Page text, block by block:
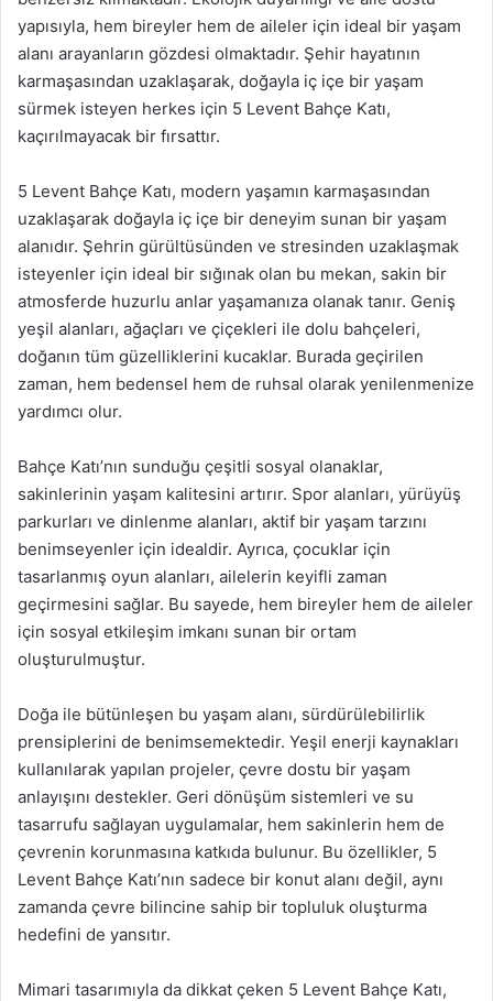
yapısıyla, hem bireyler hem de aileler için ideal bir yaşam
alanı arayanların gözdesi olmaktadır. Şehir hayatının
karmaşasından uzaklaşarak, doğayla iç içe bir yaşam
sürmek isteyen herkes için 5 Levent Bahçe Katı,
kaçırılmayacak bir fırsattır.
5 Levent Bahçe Katı, modern yaşamın karmaşasından
uzaklaşarak doğayla iç içe bir deneyim sunan bir yaşam
alanıdır. Şehrin gürültüsünden ve stresinden uzaklaşmak
isteyenler için ideal bir sığınak olan bu mekan, sakin bir
atmosferde huzurlu anlar yaşamanıza olanak tanır. Geniş
yeşil alanları, ağaçları ve çiçekleri ile dolu bahçeleri,
doğanın tüm güzelliklerini kucaklar. Burada geçirilen
zaman, hem bedensel hem de ruhsal olarak yenilenmenize
yardımcı olur.
Bahçe Katı’nın sunduğu çeşitli sosyal olanaklar,
sakinlerinin yaşam kalitesini artırır. Spor alanları, yürüyüş
parkurları ve dinlenme alanları, aktif bir yaşam tarzını
benimseyenler için idealdir. Ayrıca, çocuklar için
tasarlanmış oyun alanları, ailelerin keyifli zaman
geçirmesini sağlar. Bu sayede, hem bireyler hem de aileler
için sosyal etkileşim imkanı sunan bir ortam
oluşturulmuştur.
Doğa ile bütünleşen bu yaşam alanı, sürdürülebilirlik
prensiplerini de benimsemektedir. Yeşil enerji kaynakları
kullanılarak yapılan projeler, çevre dostu bir yaşam
anlayışını destekler. Geri dönüşüm sistemleri ve su
tasarrufu sağlayan uygulamalar, hem sakinlerin hem de
çevrenin korunmasına katkıda bulunur. Bu özellikler, 5
Levent Bahçe Katı’nın sadece bir konut alanı değil, aynı
zamanda çevre bilincine sahip bir topluluk oluşturma
hedefini de yansıtır.
Mimari tasarımıyla da dikkat çeken 5 Levent Bahçe Katı,